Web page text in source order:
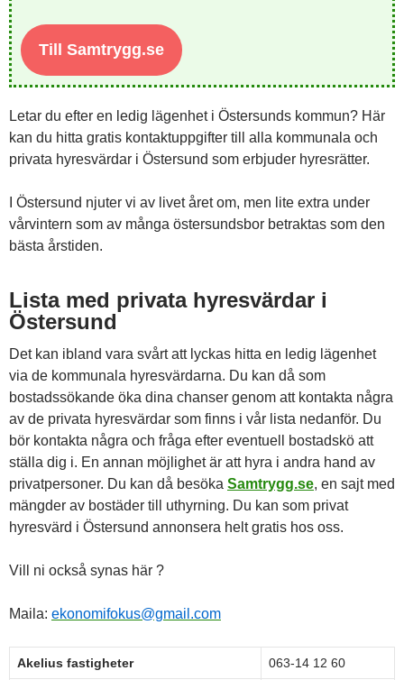
Till Samtrygg.se
Letar du efter en ledig lägenhet i Östersunds kommun? Här
kan du hitta gratis kontaktuppgifter till alla kommunala och
privata hyresvärdar i Östersund som erbjuder hyresrätter.
I Östersund njuter vi av livet året om, men lite extra under
vårvintern som av många östersundsbor betraktas som den
bästa årstiden.
Lista med privata hyresvärdar i
Östersund
Det kan ibland vara svårt att lyckas hitta en ledig lägenhet
via de kommunala hyresvärdarna. Du kan då som
bostadssökande öka dina chanser genom att kontakta några
av de privata hyresvärdar som finns i vår lista nedanför. Du
bör kontakta några och fråga efter eventuell bostadskö att
ställa dig i. En annan möjlighet är att hyra i andra hand av
privatpersoner. Du kan då besöka Samtrygg.se, en sajt med
mängder av bostäder till uthyrning. Du kan som privat
hyresvärd i Östersund annonsera helt gratis hos oss.
Vill ni också synas här ?
Maila: ekonomifokus@gmail.com
Akelius fastigheter 063-14 12 60